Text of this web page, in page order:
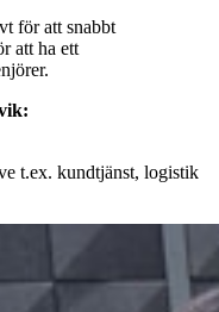
för att snabbt
att ha ett
t.ex. kundtjänst, logistik